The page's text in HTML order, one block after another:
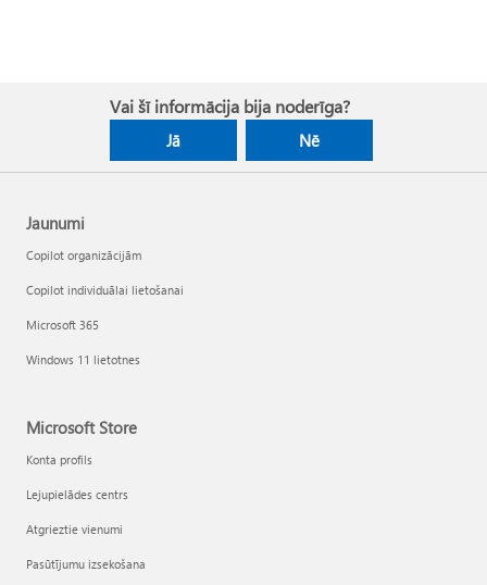
Vai šī informācija bija noderīga?
Jā Nē
Jaunumi
Copilot organizācijām
Copilot individuālai lietošanai
Microsoft 365
Windows 11 lietotnes
Microsoft Store
Konta profils
Lejupielādes centrs
Atgrieztie vienumi
Pasūtījumu izsekošana